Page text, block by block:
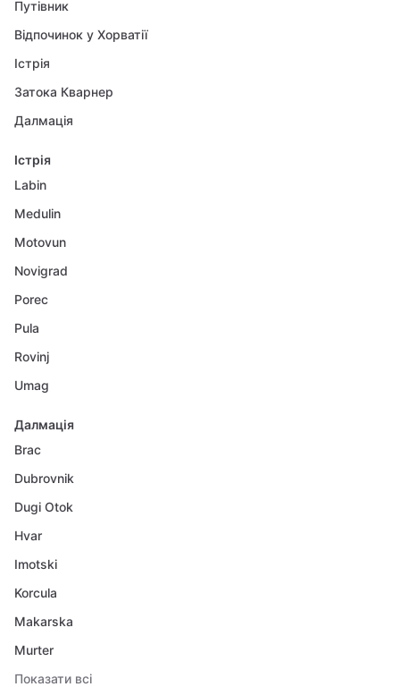
Путівник
Відпочинок у Хорватії
Істрія
Затока Кварнер
Далмація
Істрія
Labin
Medulin
Motovun
Novigrad
Porec
Pula
Rovinj
Umag
Далмація
Brac
Dubrovnik
Dugi Otok
Hvar
Imotski
Korcula
Makarska
Murter
Показати всі